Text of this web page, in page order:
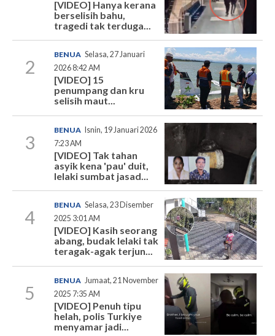
[VIDEO] Hanya kerana
berselisih bahu,
tragedi tak terduga...
2
BENUA Selasa, 27 Januari
2026 8:42 AM
[VIDEO] 15
penumpang dan kru
selisih maut...
3
BENUA Isnin, 19 Januari 2026
7:23 AM
[VIDEO] Tak tahan
asyik kena 'pau' duit,
lelaki sumbat jasad...
4
BENUA Selasa, 23 Disember
2025 3:01 AM
[VIDEO] Kasih seorang
abang, budak lelaki tak
teragak-agak terjun...
5
BENUA Jumaat, 21 November
2025 7:35 AM
[VIDEO] Penuh tipu
helah, polis Turkiye
menyamar jadi...